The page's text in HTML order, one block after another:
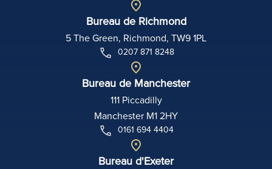
Bureau de Richmond
5 The Green, Richmond, TW9 1PL
0207 871 8248
Bureau de Manchester
111 Piccadilly
Manchester M1 2HY
0161 694 4404
Bureau d'Exeter